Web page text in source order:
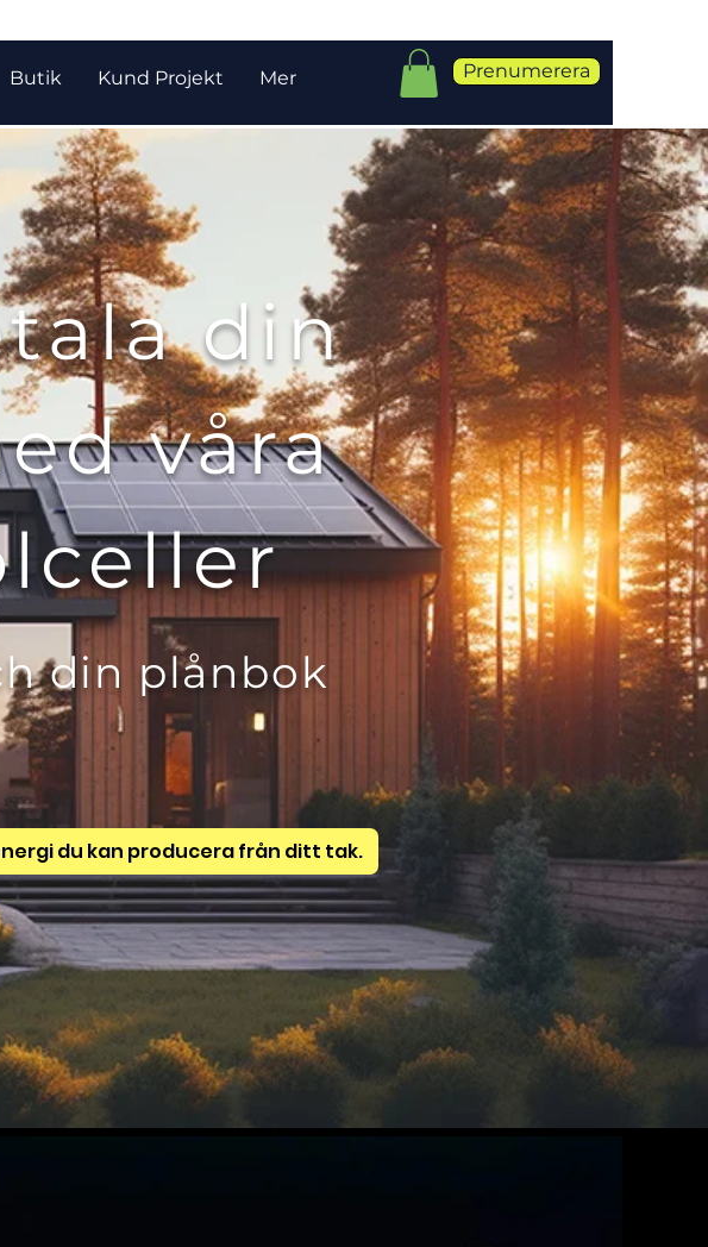
Butik Kund Projekt Mer Prenumerera
din
våra
din plånbok
du kan producera från ditt tak.